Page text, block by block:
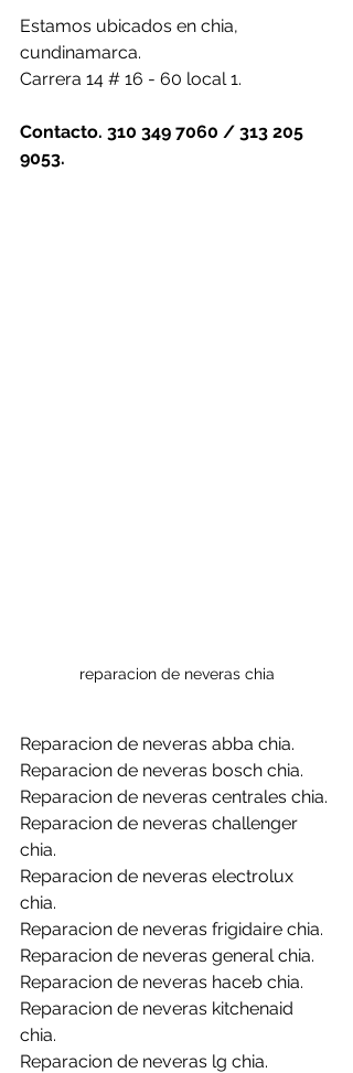
Estamos ubicados en chia,
cundinamarca.
Carrera 14 # 16 - 60 local 1.
Contacto. 310 349 7060 / 313 205
9053.
reparacion de neveras chia
Reparacion de neveras abba chia.
Reparacion de neveras bosch chia.
Reparacion de neveras centrales chia.
Reparacion de neveras challenger
chia.
Reparacion de neveras electrolux
chia.
Reparacion de neveras frigidaire chia.
Reparacion de neveras general chia.
Reparacion de neveras haceb chia.
Reparacion de neveras kitchenaid
chia.
Reparacion de neveras lg chia.